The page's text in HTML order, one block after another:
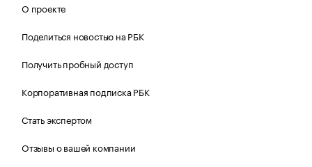
О проекте
Поделиться новостью на РБК
Получить пробный доступ
Корпоративная подписка РБК
Стать экспертом
Отзывы о вашей компании